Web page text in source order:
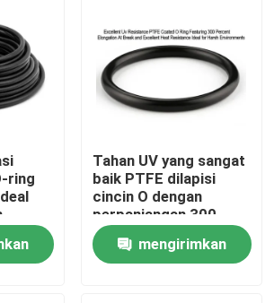
ring
Tahan UV yang sangat
baik PTFE dilapisi
cincin O dengan
perpanjangan 300
persen saat pecah dan
ketahanan panas yang
sangat baik Ideal
mengirimkan